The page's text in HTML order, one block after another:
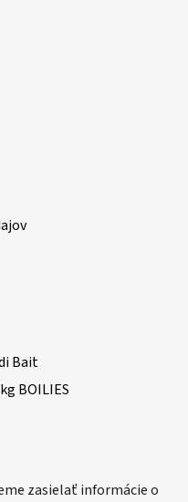
Bait
BOILIES
zasielať informácie o